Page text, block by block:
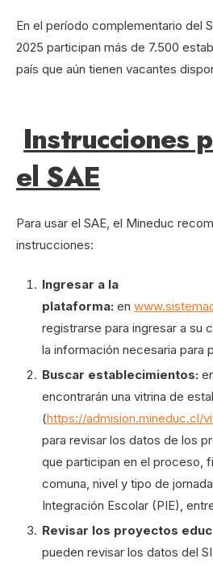
En el período complementario del
2025 participan más de 7.500
país que aún tienen vacantes
Instrucciones
el SAE
Para usar el SAE, el Mineduc
instrucciones:
Ingresar a la
plataforma: en
registrarse para ingresar a su
la información necesaria para
Buscar establecimientos:
encontrarán una vitrina de
(https://admision.mineduc.cl/
para revisar los datos de los
que participan en el proceso,
comuna, nivel y tipo de
Integración Escolar (PIE),
Revisar los proyectos
pueden revisar los datos del